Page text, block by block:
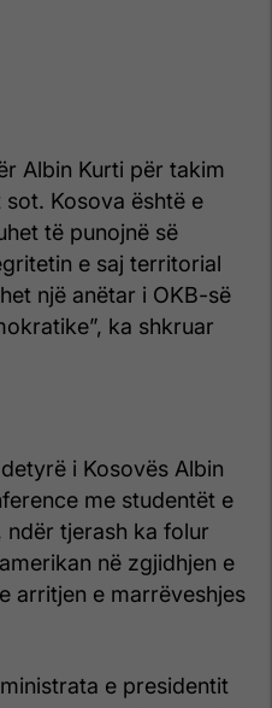
Albin Kurti për takim
Kosova është e
të punojnë së
e saj territorial
një anëtar i OKB-së
ka shkruar
i Kosovës Albin
me studentët e
tjerash ka folur
në zgjidhjen e
arritjen e marrëveshjes
e presidentit